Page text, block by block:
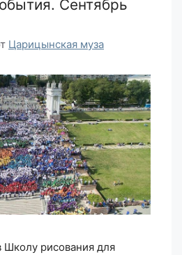
Сентябрь
Царицынская муза
Школу рисования для